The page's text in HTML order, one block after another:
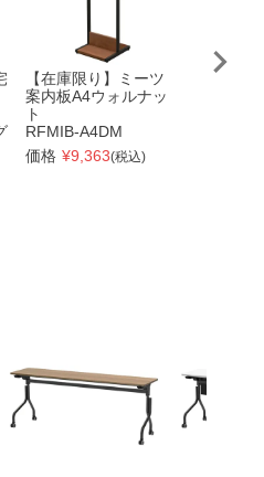
【在庫限り】ミーツ
案内板A4ウォルナッ
ト
RFMIB-A4DM
価格 ¥9,363(税込)
ユニッ